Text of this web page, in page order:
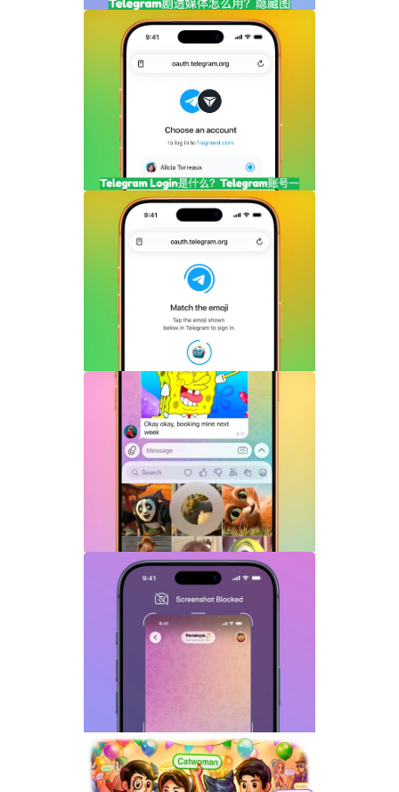
频内容完整指南
一键登录功能全面解析
Telegram机器人流式响应功能详解：AI回
复实时生成体验升级
Telegram GIF标题功能上线：动态图也能
添加文字说明与表情内容